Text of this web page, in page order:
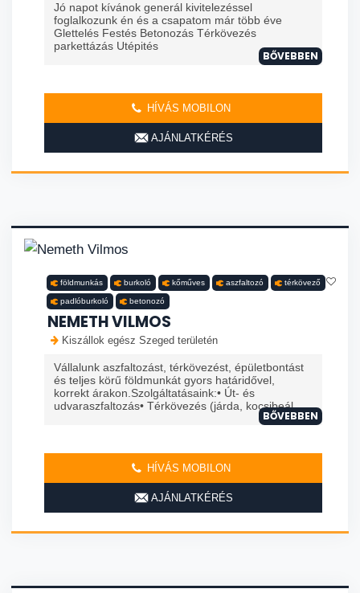
Jó napot kívánok generál kivitelezéssel
foglalkozunk én és a csapatom már több éve
Glettelés Festés Betonozás Térkövezés
parkettázás Utépités
BŐVEBBEN
HÍVÁS MOBILON
AJÁNLATKÉRÉS
földmunkás burkoló kőműves aszfaltozó térkövező
padlóburkoló betonozó
NEMETH VILMOS
Kiszállok egész Szeged területén
Vállalunk aszfaltozást, térkövezést, épületbontást
és teljes körű földmunkát gyors határidővel,
korrekt árakon.Szolgáltatásaink:• Út- és
udvaraszfaltozás• Térkövezés (járda, kocsibeál...
BŐVEBBEN
HÍVÁS MOBILON
AJÁNLATKÉRÉS